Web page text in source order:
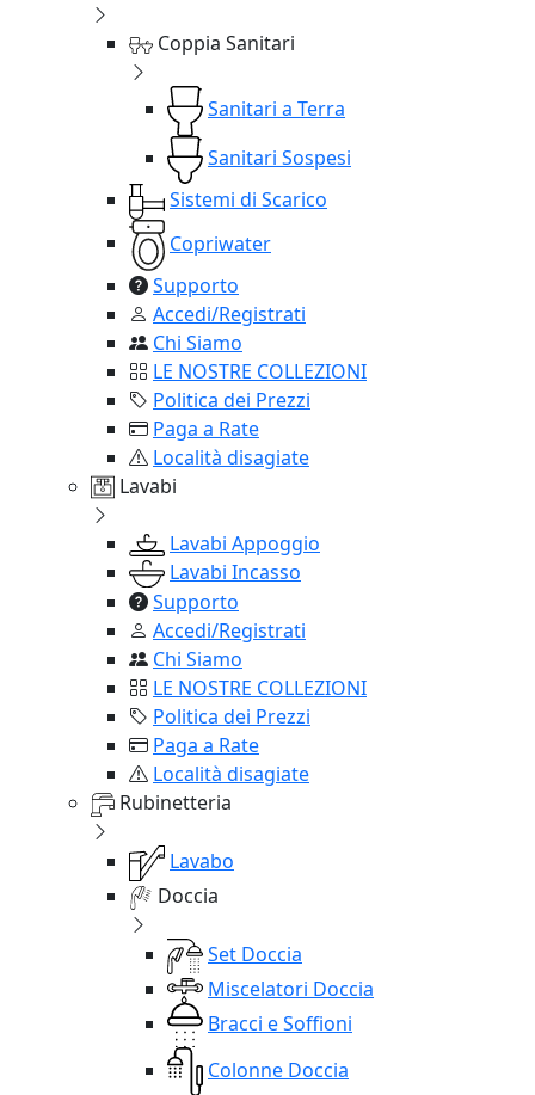
Coppia Sanitari
Sanitari a Terra
Sanitari Sospesi
Sistemi di Scarico
Copriwater
Supporto
Accedi/Registrati
Chi Siamo
LE NOSTRE COLLEZIONI
Politica dei Prezzi
Paga a Rate
Località disagiate
Lavabi
Lavabi Appoggio
Lavabi Incasso
Supporto
Accedi/Registrati
Chi Siamo
LE NOSTRE COLLEZIONI
Politica dei Prezzi
Paga a Rate
Località disagiate
Rubinetteria
Lavabo
Doccia
Set Doccia
Miscelatori Doccia
Bracci e Soffioni
Colonne Doccia